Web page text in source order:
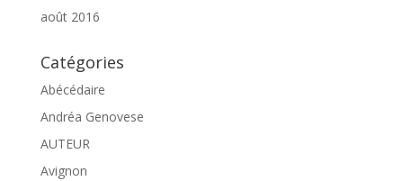
août 2016
Catégories
Abécédaire
Andréa Genovese
AUTEUR
Avignon